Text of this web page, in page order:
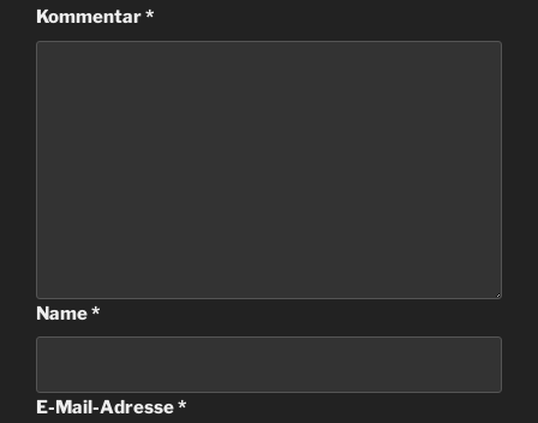
Kommentar*
Name*
E-Mail-Adresse*